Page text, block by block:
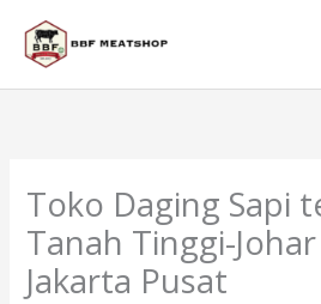
content
Toko Daging Sapi
Tanah Tinggi-
Jakarta Pusat